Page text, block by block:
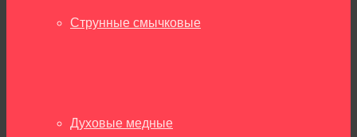
Струнные смычковые
Духовые медные